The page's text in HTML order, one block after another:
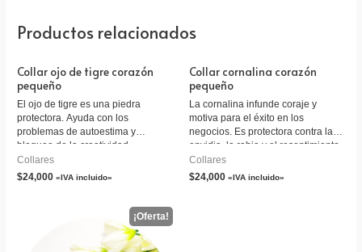
Productos relacionados
Collar ojo de tigre corazón
pequeño
El ojo de tigre es una piedra
protectora. Ayuda con los
problemas de autoestima y
bloqueo de la creatividad.
Collares
$24,000 «IVA incluido»
Collar cornalina corazón
pequeño
La cornalina infunde coraje y
motiva para el éxito en los
negocios. Es protectora contra la
envidia, la rabia y el resentimiento.
Collares
$24,000 «IVA incluido»